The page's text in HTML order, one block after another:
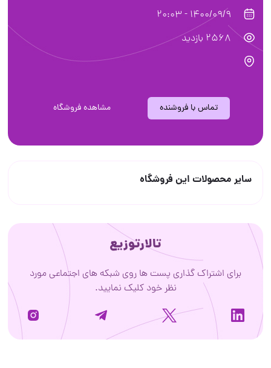
1400/09/9 - 20:03
2568 بازدید
تماس با فروشنده مشاهده فروشگاه
سایر محصولات این فروشگاه
تالارتوزیع
برای اشتراک گذاری پست ها روی شبکه های اجتماعی مورد
نظر خود کلیک نمایید.